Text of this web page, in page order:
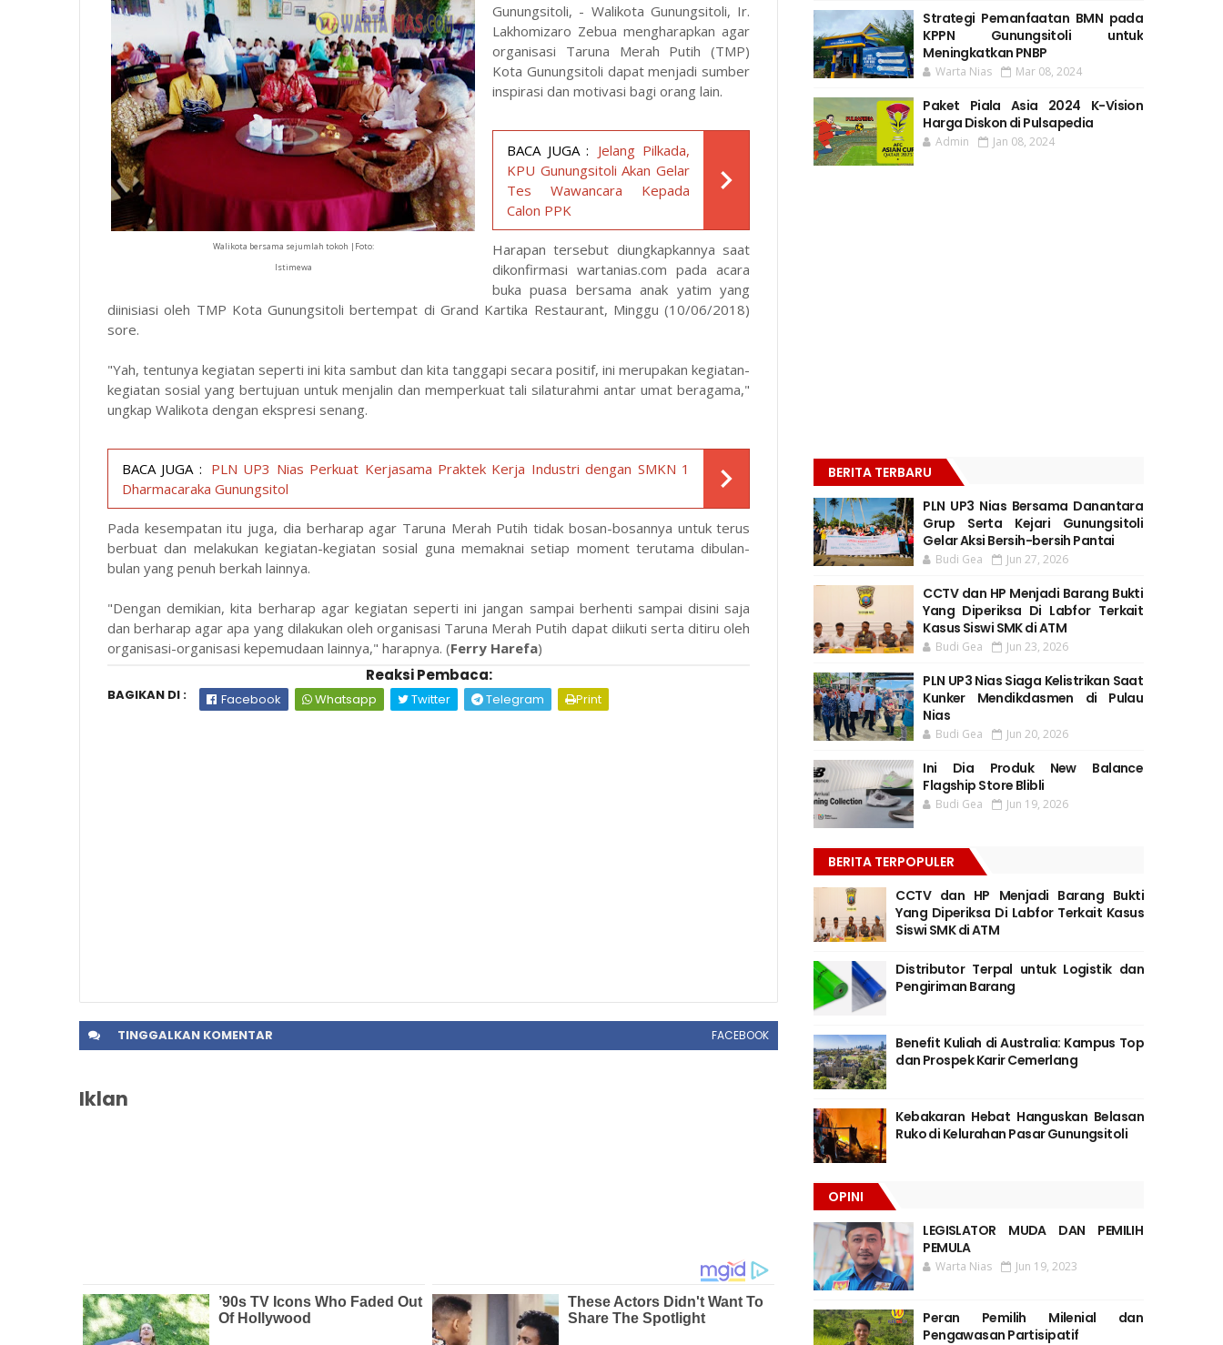
Walikota bersama sejumlah tokoh |Foto:
Istimewa
Gunungsitoli, - Walikota Gunungsitoli, Ir.
Lakhomizaro Zebua mengharapkan agar
organisasi Taruna Merah Putih (TMP)
Kota Gunungsitoli dapat menjadi sumber
inspirasi dan motivasi bagi orang lain.
BACA JUGA : Jelang Pilkada,
KPU Gunungsitoli Akan Gelar
Tes Wawancara Kepada
Calon PPK
Harapan tersebut diungkapkannya saat
dikonfirmasiwartanias.com pada acara
buka puasa bersama anak yatim yang
diinisiasi oleh TMP Kota Gunungsitoli bertempat di Grand Kartika Restaurant, Minggu (10/06/2018)
sore.
"Yah, tentunya kegiatan seperti ini kita sambut dan kita tanggapi secara positif, ini merupakan kegiatan-
kegiatan sosial yang bertujuan untuk menjalin dan memperkuat tali silaturahmi antar umat beragama,"
ungkap Walikota dengan ekspresi senang.
BACA JUGA : PLN UP3 Nias Perkuat Kerjasama Praktek Kerja Industri dengan SMKN 1
Dharmacaraka Gunungsitol
Pada kesempatan itu juga, dia berharap agar Taruna Merah Putih tidak bosan-bosannya untuk terus
berbuat dan melakukan kegiatan-kegiatan sosial guna memaknai setiap moment terutama dibulan-
bulan yang penuh berkah lainnya.
"Dengan demikian, kita berharap agar kegiatan seperti ini jangan sampai berhenti sampai disini saja
dan berharap agar apa yang dilakukan oleh organisasi Taruna Merah Putih dapat diikuti serta ditiru oleh
organisasi-organisasi kepemudaan lainnya," harapnya. (Ferry Harefa)
Reaksi Pembaca:
BAGIKAN DI : Facebook Whatsapp Twitter Telegram Print
TINGGALKAN KOMENTAR FACEBOOK
Iklan
Strategi Pemanfaatan BMN pada
KPPN Gunungsitoli untuk
Meningkatkan PNBP
Warta Nias Mar 08, 2024
Paket Piala Asia 2024 K-Vision
Harga Diskon di Pulsapedia
Admin Jan 08, 2024
BERITA TERBARU
PLN UP3 Nias Bersama Danantara
Grup Serta Kejari Gunungsitoli
Gelar Aksi Bersih-bersih Pantai
Budi Gea Jun 27, 2026
CCTV dan HP Menjadi Barang Bukti
Yang Diperiksa Di Labfor Terkait
Kasus Siswi SMK di ATM
Budi Gea Jun 23, 2026
PLN UP3 Nias Siaga Kelistrikan Saat
Kunker Mendikdasmen di Pulau
Nias
Budi Gea Jun 20, 2026
Ini Dia Produk New Balance
Flagship Store Blibli
Budi Gea Jun 19, 2026
BERITA TERPOPULER
CCTV dan HP Menjadi Barang Bukti
Yang Diperiksa Di Labfor Terkait Kasus
Siswi SMK di ATM
Distributor Terpal untuk Logistik dan
Pengiriman Barang
Benefit Kuliah di Australia: Kampus Top
dan Prospek Karir Cemerlang
Kebakaran Hebat Hanguskan Belasan
Ruko di Kelurahan Pasar Gunungsitoli
OPINI
LEGISLATOR MUDA DAN PEMILIH
PEMULA
Warta Nias Jun 19, 2023
Peran Pemilih Milenial dan
Pengawasan Partisipatif